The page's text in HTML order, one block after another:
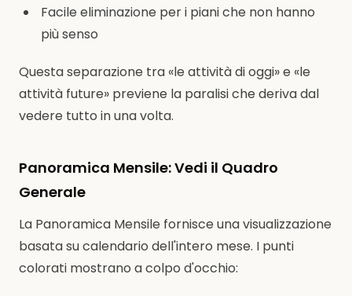
Facile eliminazione per i piani che non hanno
più senso
Questa separazione tra «le attività di oggi» e «le
attività future» previene la paralisi che deriva dal
vedere tutto in una volta.
Panoramica Mensile: Vedi il Quadro
Generale
La Panoramica Mensile fornisce una visualizzazione
basata su calendario dell'intero mese. I punti
colorati mostrano a colpo d'occhio: